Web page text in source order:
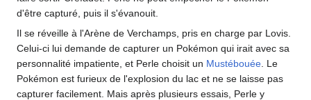
d'être capturé, puis il s'évanouit.
Il se réveille à l'Arène de Verchamps, pris en charge par Lovis.
Celui-ci lui demande de capturer un Pokémon qui irait avec sa
personnalité impatiente, et Perle choisit un Mustébouée . Le
Pokémon est furieux de l'explosion du lac et ne se laisse pas
capturer facilement. Mais après plusieurs essais, Perle y